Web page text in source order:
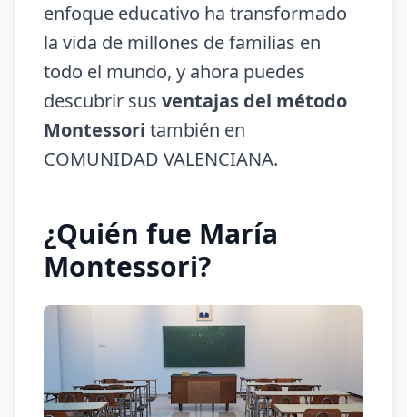
enfoque educativo ha transformado
la vida de millones de familias en
todo el mundo, y ahora puedes
descubrir sus ventajas del método
Montessori también en
COMUNIDAD VALENCIANA.
¿Quién fue María
Montessori?